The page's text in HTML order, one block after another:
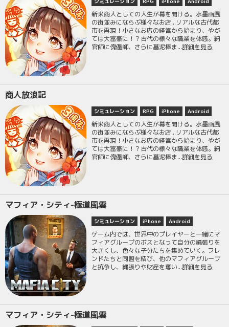
新米商人としての人生が幕を開ける。水墨画風
の街並みにならぶ様々なお店...リアルな古代都
市を再現！小さなお店の経営から始まり、やが
ては大富豪に！？古代の様々な職業を体感。納
官師に傀儡師、さらに墓泥棒ま...詳細を見る
商人放浪記
シミュレーション RPG iPhone Android
新米商人としての人生が幕を開ける。水墨画風
の街並みにならぶ様々なお店...リアルな古代都
市を再現！小さなお店の経営から始まり、やが
ては大富豪に！？古代の様々な職業を体感。納
官師に傀儡師、さらに墓泥棒ま...詳細を見る
マフィア・シティ-極道風雲
シミュレーション iPhone Android
ゲーム内では、世界中のプレイヤーと一緒にマ
フィアグループのボスとなって自分の縄張りを
大きくし、色々な子分たちを集めていく。フレ
ンドたちと同盟を結び、他のマフィアグループ
と抗争し、縄張りや財産を奪い...詳細を見る
マフィア・シティ-極道風雲